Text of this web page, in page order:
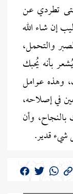
تطردي عن
إن شاء الله
والتحمل،
بأنه يُحبك
وهذه عوامل
في إصلاحه،
وأن
قدير.